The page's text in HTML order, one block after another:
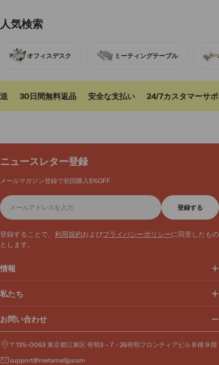
効率性と美観を両立させたオフィス家具で、社員の作業効率と快適性
を向上。
今すぐ購入 して、理想のオフィス空間を手に入れましょう。
人気検索
オフィスデスク ミーティングテーブル
30日間無料返品 安全な支払い 24/7カスタマーサポ
ニュースレター登録
メールマガジン登録で初回購入5%OFF
メ
ー
ル
ド
レ
登録する
登録することで、 利用規約およびプライバシーポリシーに同意したもの
とします。
情報
私たち
お問い合わせ
〒135-0063 東京都江東区 有明3－7－26有明フロンティアビル B 棟 9 階
support@metamalljp.com